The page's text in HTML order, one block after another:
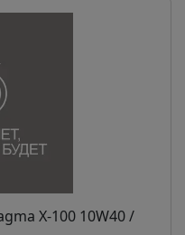
Х-100 10W40 /